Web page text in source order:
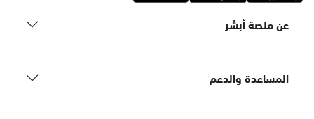
عن منصة أبشر
المساعدة والدعم